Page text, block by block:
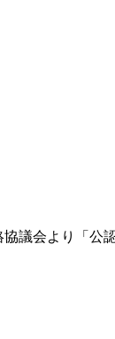
議会より「公